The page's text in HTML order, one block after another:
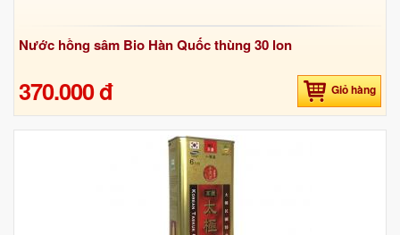
Nước hồng sâm Bio Hàn Quốc thùng 30 lon
370.000 đ Giỏ hàng